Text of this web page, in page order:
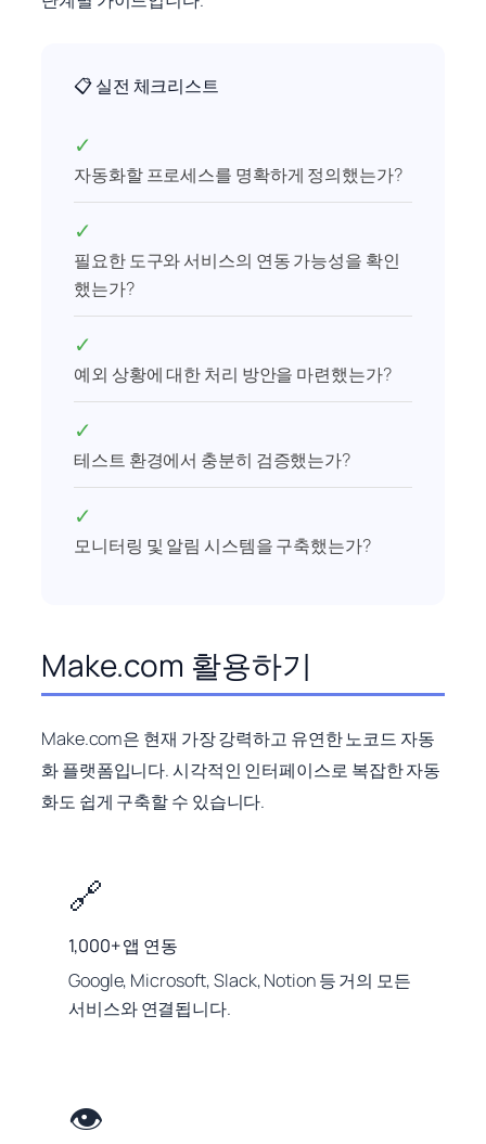
📋 실전 체크리스트
✓
자동화할 프로세스를 명확하게 정의했는가?
✓
필요한 도구와 서비스의 연동 가능성을 확인
했는가?
✓
예외 상황에 대한 처리 방안을 마련했는가?
✓
테스트 환경에서 충분히 검증했는가?
✓
모니터링 및 알림 시스템을 구축했는가?
Make.com 활용하기
Make.com은 현재 가장 강력하고 유연한 노코드 자동
화 플랫폼입니다. 시각적인 인터페이스로 복잡한 자동
화도 쉽게 구축할 수 있습니다.
🔗
1,000+ 앱 연동
Google, Microsoft, Slack, Notion 등 거의 모든
서비스와 연결됩니다.
👁️